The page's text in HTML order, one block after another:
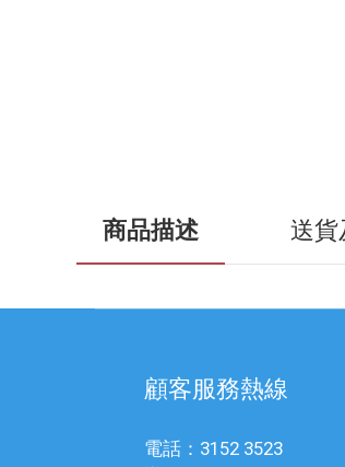
商品描述 送貨
顧客服務熱線
電話：3152 3523